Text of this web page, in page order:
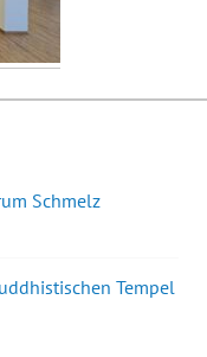
Schmelz
Tempel